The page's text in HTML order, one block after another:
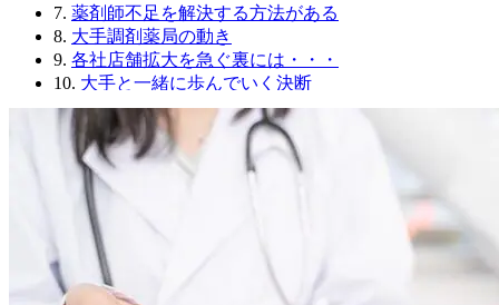
7. 薬剤師不足を解決する方法がある
8. 大手調剤薬局の動き
9. 各社店舗拡大を急ぐ裏には・・・
10. 大手と一緒に歩んでいく決断
10-1.著者